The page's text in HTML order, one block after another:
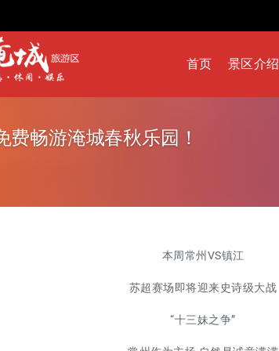
首页 景区介绍
费畅游淹城春秋乐园！
本周常州VS镇江
苏超赛场即将迎来史诗级大战
“十三妹之争”